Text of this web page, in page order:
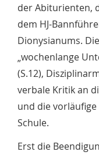
der Abiturienten,
dem HJ-
Dionysianums.
„wochenlange
(S.12),
verbale Kritik an
und die vorläufige
Schule.
Erst die